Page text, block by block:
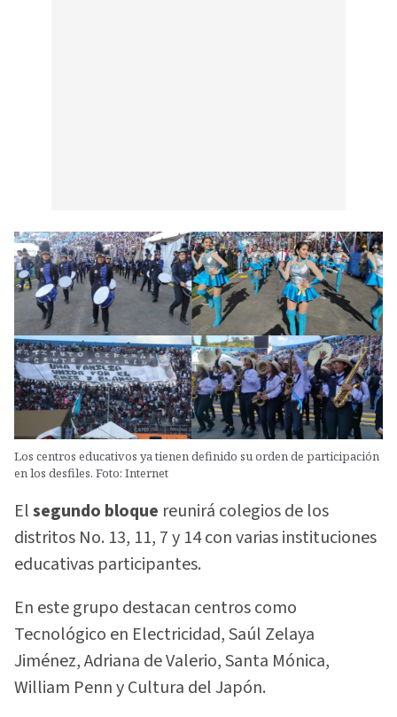
Los centros educativos ya tienen definido su orden de participación
en los desfiles. Foto: Internet
Elsegundo bloque reunirá colegios de los
distritos No. 13, 11, 7 y 14 con varias instituciones
educativas participantes.
En este grupo destacan centros como
Tecnológico en Electricidad, Saúl Zelaya
Jiménez, Adriana de Valerio, Santa Mónica,
William Penn y Cultura del Japón.